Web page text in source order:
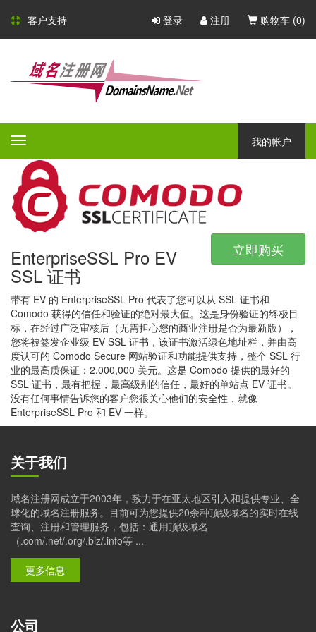
客户支持 登录 注册 购物车 (0)
Toggle
navigation
我的帐户
Comodo SSL 证书
Comodo - 大型的 CA 证书颁发
机构
会为任何公司或组织提供完美的安全解决方案。
立即购买
EnterpriseSSL Pro EV
SSL 证书
带有 EV 的 EnterpriseSSL Pro 代表了您可以从 SSL 证书和
Comodo 获得的信任和验证的绝对最大值。这是身份验证的终极目
标，在经过广泛审核后（无需担心您的商业注册是否为最新版），
您将被签发企业级 EV SSL 证书，该证书激活绿色地址栏，并由高
度认可的 Comodo Secure 网站验证和功能提供支持，整个 SSL 行
业的最高质保证：2,000,000 美元。这是 Comodo 提供的最好的
SSL 证书，最有把握，最高级别的信任，最好的单站点 EV 证书。
没有任何事情告诉您的客户您很关心他们的安全性，就像
EnterpriseSSL Pro 和 EV 一样。
关于我们
域名注册网成立于2003年，致力于在亚太地区引入和提供专业、全
球化的域名注册服务。目前可为您提供20余种顶级域名的实时在线
查询、注册和管理服务，包括：通用顶级域名
（.com/.net/.org/.biz/.info等 ...
更多信息
公司